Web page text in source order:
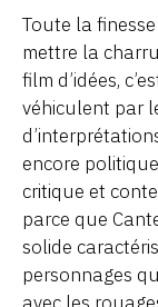
Toute la
mettre la
film d’idées,
véhiculent par
encore
critique et
parce que
solide
personnages